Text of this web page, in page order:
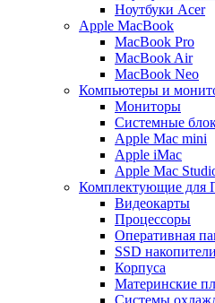
Ноутбуки Acer
Apple MacBook
MacBook Pro
MacBook Air
MacBook Neo
Компьютеры и
Мониторы
Системные
Apple Mac mini
Apple iMac
Apple Mac
Комплектующие для
Видеокарты
Процессоры
Оперативная
SSD накопители
Корпуса
Материнские
Системы